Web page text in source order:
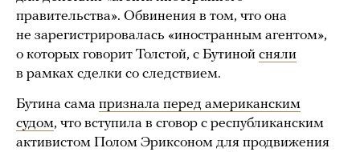
правительства». Обвинения в том, что она
не зарегистрировалась «иностранным агентом»,
о которых говорит Толстой, с Бутиной сняли
в рамках сделки со следствием.
Бутина сама признала перед американским
судом, что вступила в сговор с республиканским
активистом Полом Эриксоном для продвижения